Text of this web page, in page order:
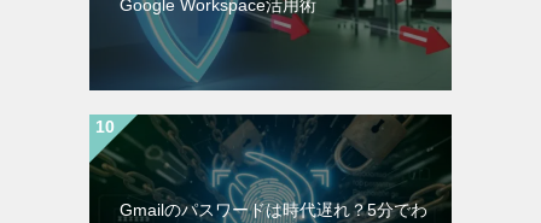
Google Workspace活用術
Gmailのパスワードは時代遅れ？5分でわ